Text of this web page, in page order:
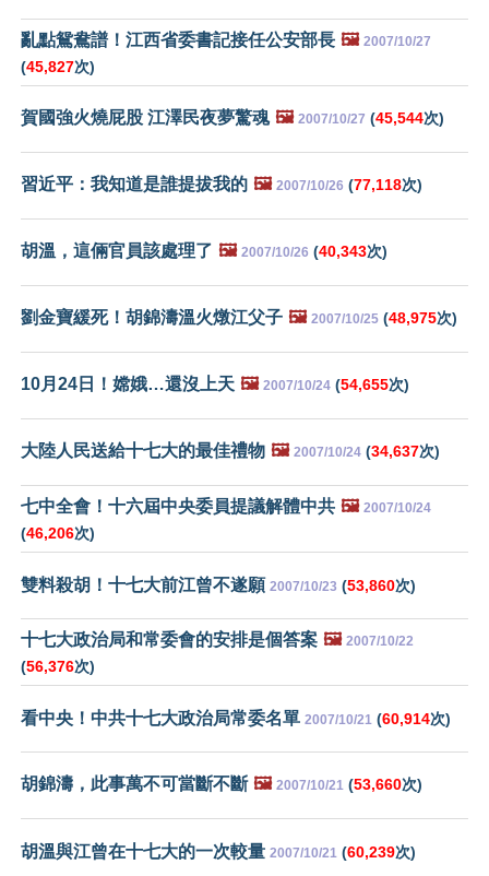
亂點鴛鴦譜！江西省委書記接任公安部長 🖼️ 2007/10/27
(45,827次)
賀國強火燒屁股 江澤民夜夢驚魂 🖼️ 2007/10/27 (45,544次)
習近平：我知道是誰提拔我的 🖼️ 2007/10/26 (77,118次)
胡溫，這倆官員該處理了 🖼️ 2007/10/26 (40,343次)
劉金寶緩死！胡錦濤溫火燉江父子 🖼️ 2007/10/25 (48,975次)
10月24日！嫦娥…還沒上天 🖼️ 2007/10/24 (54,655次)
大陸人民送給十七大的最佳禮物 🖼️ 2007/10/24 (34,637次)
七中全會！十六屆中央委員提議解體中共 🖼️ 2007/10/24
(46,206次)
雙料殺胡！十七大前江曾不遂願 2007/10/23 (53,860次)
十七大政治局和常委會的安排是個答案 🖼️ 2007/10/22
(56,376次)
看中央！中共十七大政治局常委名單 2007/10/21 (60,914次)
胡錦濤，此事萬不可當斷不斷 🖼️ 2007/10/21 (53,660次)
胡溫與江曾在十七大的一次較量 2007/10/21 (60,239次)